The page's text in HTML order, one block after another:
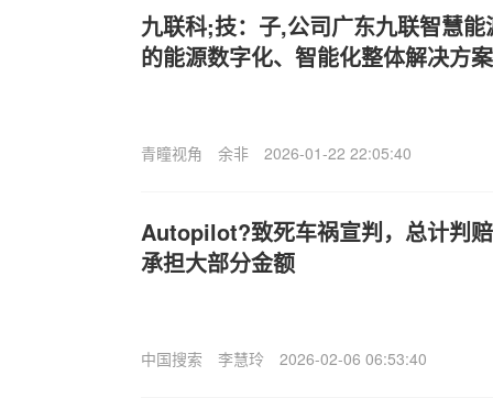
九联科;技：子,公司广东九联智慧
的能源数字化、智能化整体解决方案
青瞳视角 余非 2026-01-22 22:05:40
Autopilot?致死车祸宣判，总计判
承担大部分金额
中国搜索 李慧玲 2026-02-06 06:53:40